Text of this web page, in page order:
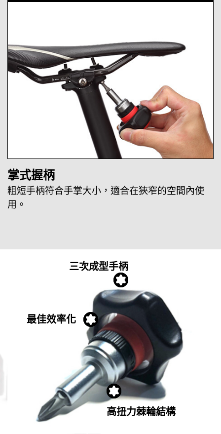
掌式握柄
粗短手柄符合手掌大小，適合在狹窄的空間內使
用。
最佳效率化
三次成型手柄
高扭力棘輪結構